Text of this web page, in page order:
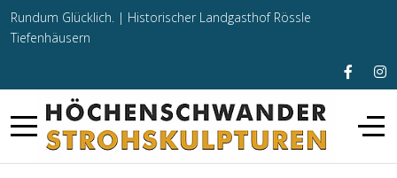
Rundum Glücklich. | Historischer Landgasthof Rössle
Tiefenhäusern